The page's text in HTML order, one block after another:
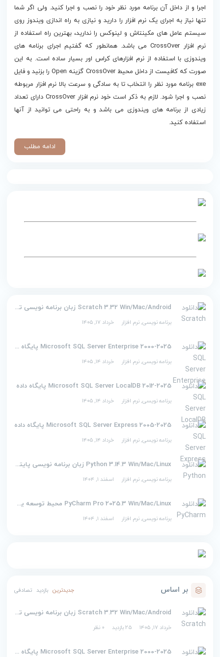
Scratch 3.32 Win/Mac/Android زبان برنامه نویسی تصویری اسکرچ
برنامه نویسی, نرم افزار خرداد ۱۷, ۱۴۰۵
2000-2025 Microsoft SQL Server Enterprise پایگاه داده
برنامه نویسی, نرم افزار خرداد ۱۴, ۱۴۰۵
2012-2025 Microsoft SQL Server LocalDB پایگاه داده
برنامه نویسی, نرم افزار خرداد ۱۴, ۱۴۰۵
2005-2025 Microsoft SQL Server Express پایگاه داده
برنامه نویسی, نرم افزار خرداد ۱۴, ۱۴۰۵
Python 3.14.3 Win/Mac/Linux زبان برنامه نویسی پایتون
برنامه نویسی, نرم افزار اسفند ۱, ۱۴۰۴
PyCharm Pro 2025.3 Win/Mac/Linux محیط توسعه یکپارچه برای پایتون
برنامه نویسی, نرم افزار اسفند ۱, ۱۴۰۴
بر اساس جدیدترین بازدید تصادفی
Scratch 3.32 Win/Mac/Android زبان برنامه نویسی تصویری اسکرچ
خرداد ۱۷, ۱۴۰۵ 25 بازدید 0 نظر
2000-2025 Microsoft SQL Server Enterprise پایگاه داده
اجرا و از داخل آن برنامه مورد نظر خود را نصب و اجرا کنید. ولی اگر شما
تنها نیاز به اجرای یک نرم افزار را دارید و نیازی به راه اندازی ویندوز روی
سیستم عامل های مکینتاش و لینوکس را ندارید، بهترین راه استفاده از
نرم افزار CrossOver می باشد. همانطور که گفتیم اجرای برنامه های
ویندوزی با استفاده از نرم افزارهای کراس اور بسیار ساده است. به این
صورت که کافیست از داخل محیط CrossOver گزینه Open را بزنید و فایل
exe برنامه مورد نظر را انتخاب تا به سادگی و سرعت بالا نرم افزار مربوطه
نصب و اجرا شود. لازم به ذکر است خود نرم افزار CrossOver دارای تعداد
زیادی از برنامه های ویندوزی می باشد و به راحتی می توانید از آنها
استفاده کنید.
ادامه مطلب